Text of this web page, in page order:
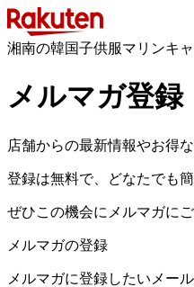
湘南の韓国子供服マリンキ
メルマガ登録
店舗からの最新情報やお得
登録は無料で、どなたでも
ぜひこの機会にメルマガにご
メルマガの登録
メルマガに登録したいメー